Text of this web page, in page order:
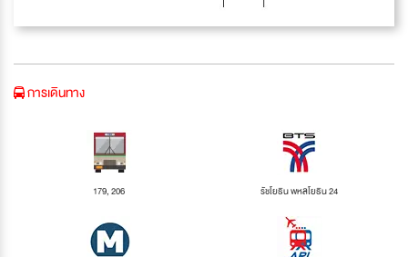
การเดินทาง
179, 206 รัชโยธิน พหลโยธิน 24